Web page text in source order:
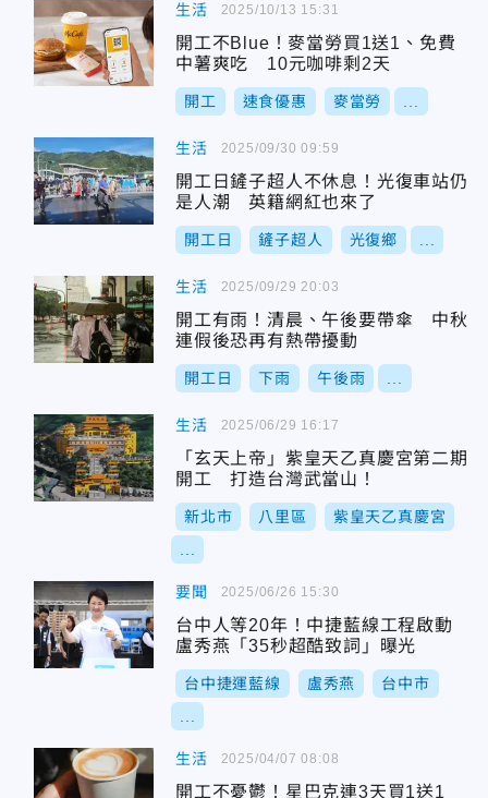
生活
開工不Blue！麥當勞買1送1、免費
中薯爽吃 10元咖啡剩2天
開工 速食優惠 麥當勞
2025/10/13 15:31
生活
開工日鏟子超人不休息！光復車站仍
是人潮 英籍網紅也來了
開工日 鏟子超人 光復鄉
2025/09/30 09:59
生活
開工有雨！清晨、午後要帶傘 中秋
連假後恐再有熱帶擾動
開工日 下雨 午後雨
2025/09/29 20:03
生活
「玄天上帝」紫皇天乙真慶宮第二期
開工 打造台灣武當山！
新北市 八里區 紫皇天乙真慶宮
2025/06/29 16:17
要聞
台中人等20年！中捷藍線工程啟動
盧秀燕「35秒超酷致詞」曝光
台中捷運藍線 盧秀燕 台中市
2025/06/26 15:30
生活
開工不憂鬱！星巴克連3天買1送1
2025/04/07 08:08